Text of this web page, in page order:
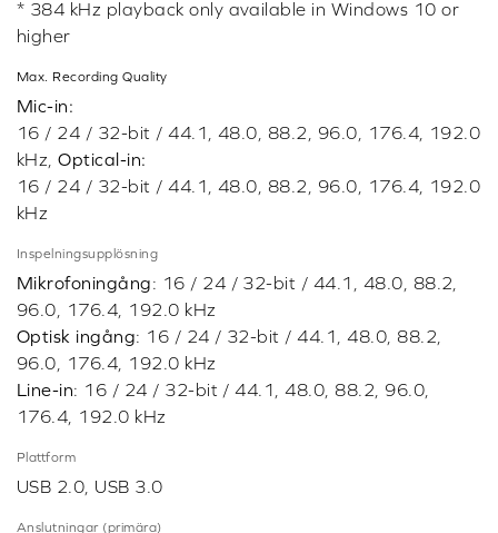
Vikt
144g
Mått
111 x 70 x 24 mm
Dynamiskt intervall (DNR)
130 dB
Ljudprocessor
SB-Axx1™
Max. Playback Quality
DSP Mode: PCM 16 / 24 / 32-bit / 44.1, 48.0, 88.2,
96.0 kHz, Direct Mode: PCM 16 / 24 / 32-bit / 44.1,
48.0, 88.2, 96.0, 176.4, 192.0, 352.8, 384.0 kHz*
DoP 24-bit / 176.4 , 352.4 kHz
* 384 kHz playback only available in Windows 10 or
higher
Max. Recording Quality
Mic-in: